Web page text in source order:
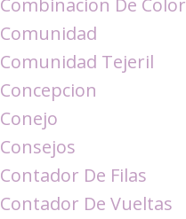
Combinacion De Color
Comunidad
Comunidad Tejeril
Concepcion
Conejo
Consejos
Contador De Filas
Contador De Vueltas